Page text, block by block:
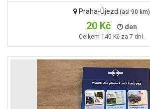
Praha-Újezd (asi 90 km)
20 Kč den
Celkem 140 Kč za 7 dní.